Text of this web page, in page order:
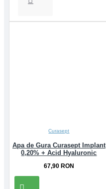
Curasept
Apa de Gura Curasept Implant
0,20% + Acid Hyaluronic
67,90 RON